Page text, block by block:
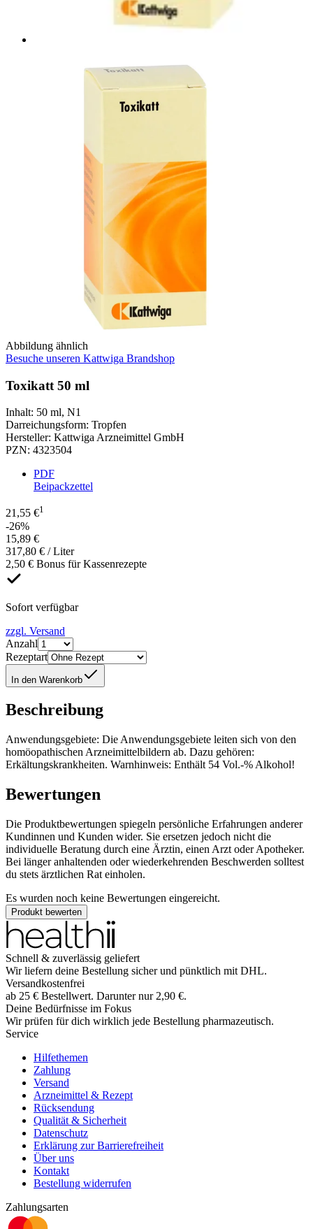
Abbildung ähnlich
Besuche unseren Kattwiga Brandshop
Toxikatt 50 ml
Inhalt: 50 ml, N1
Darreichungsform: Tropfen
Hersteller: Kattwiga Arzneimittel GmbH
PZN: 4323504
PDF
Beipackzettel
21,55 €1
-26%
15,89 €
317,80 € / Liter
2,50 € Bonus für Kassenrezepte
Sofort verfügbar
zzgl. Versand
Anzahl
Rezeptart
In den Warenkorb
Beschreibung
Anwendungsgebiete: Die Anwendungsgebiete leiten sich von den
homöopathischen Arzneimittelbildern ab. Dazu gehören:
Erkältungskrankheiten. Warnhinweis: Enthält 54 Vol.-% Alkohol!
Bewertungen
Die Produktbewertungen spiegeln persönliche Erfahrungen anderer
Kundinnen und Kunden wider. Sie ersetzen jedoch nicht die
individuelle Beratung durch eine Ärztin, einen Arzt oder Apotheker.
Bei länger anhaltenden oder wiederkehrenden Beschwerden solltest
du stets ärztlichen Rat einholen.
Es wurden noch keine Bewertungen eingereicht.
Produkt bewerten
Schnell & zuverlässig geliefert
Wir liefern deine Bestellung sicher und pünktlich mit DHL.
Versandkostenfrei
ab 25 € Bestellwert. Darunter nur 2,90 €.
Deine Bedürfnisse im Fokus
Wir prüfen für dich wirklich jede Bestellung pharmazeutisch.
Service
Hilfethemen
Zahlung
Versand
Arzneimittel & Rezept
Rücksendung
Qualität & Sicherheit
Datenschutz
Erklärung zur Barrierefreiheit
Über uns
Kontakt
Bestellung widerrufen
Zahlungsarten